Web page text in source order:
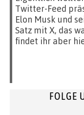
Twitter-Feed
Elon Musk und
Satz mit X, das
findet ihr aber
FOLGE